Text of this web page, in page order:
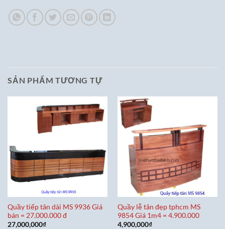
SẢN PHẨM TƯƠNG TỰ
Quầy tiếp tân dài MS 9936 Giá
bán = 27.000.000 đ
27,000,000₫
Quầy lễ tân đẹp tphcm MS
9854 Giá 1m4 = 4.900.000
4,900,000₫